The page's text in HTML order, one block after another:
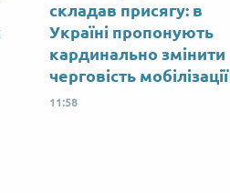
складав присягу: в
Україні пропонують
кардинально змінити
черговість мобілізації
11:58